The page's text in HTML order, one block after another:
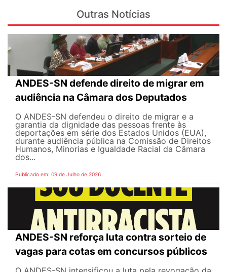
Outras Notícias
ANDES-SN defende direito de migrar em
audiência na Câmara dos Deputados
O ANDES-SN defendeu o direito de migrar e a
garantia da dignidade das pessoas frente às
deportações em série dos Estados Unidos (EUA),
durante audiência pública na Comissão de Direitos
Humanos, Minorias e Igualdade Racial da Câmara
dos...
Publicado em: 09 de Julho de 2026
ANDES-SN reforça luta contra sorteio de
vagas para cotas em concursos públicos